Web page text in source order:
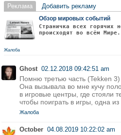
Реклама Добавить рекламу
Обзор мировых событий
Страничка всех горячих
происходят во всём Мире.
Жалоба
Ghost 02.12.2018 09:42:51 am
Помню третью часть (Tekken
Она вызывала во мне кучу
в игровые центры, где стояли
чтобы поиграть в игры, одна
Жалоба
October 04.08.2019 10:22:02 am